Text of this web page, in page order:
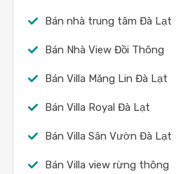
Bán nhà trung tâm Đà Lạt
Bán Nhà View Đồi Thông
Bán Villa Măng Lin Đà Lạt
Bán Villa Royal Đà Lạt
Bán Villa Sân Vườn Đà Lạt
Bán Villa view rừng thông